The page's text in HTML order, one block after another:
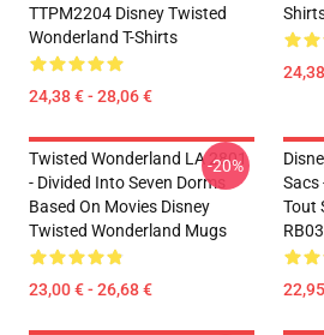
TTPM2204 Disney Twisted
Wonderland T-Shirts
24,38 € - 28,06 €
Twisted Wonderland LA 2801
- Divided Into Seven Dorms
Based On Movies Disney
Twisted Wonderland Mugs
23,00 € - 26,68 €
-20%
Sacs
Tout